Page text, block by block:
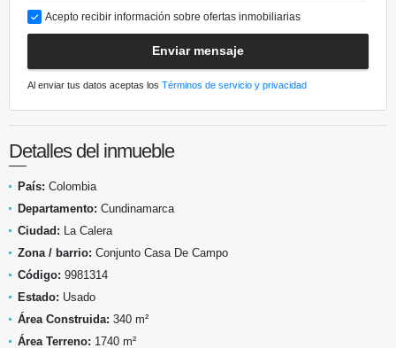
Acepto recibir información sobre ofertas inmobiliarias
Enviar mensaje
Al enviar tus datos aceptas los Términos de servicio y privacidad
Detalles del inmueble
País: Colombia
Departamento: Cundinamarca
Ciudad: La Calera
Zona / barrio: Conjunto Casa De Campo
Código: 9981314
Estado: Usado
Área Construida: 340 m²
Área Terreno: 1740 m²